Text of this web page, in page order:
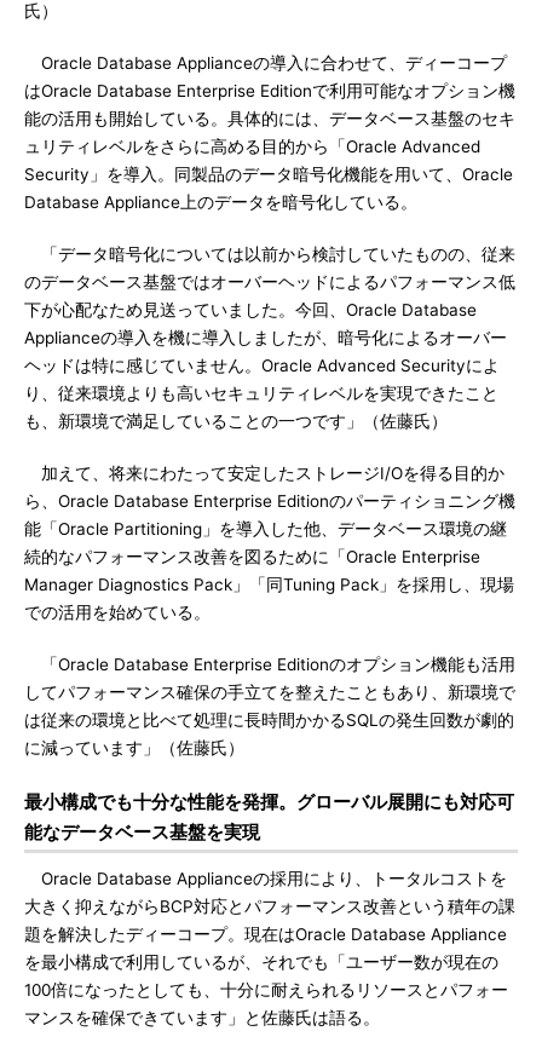
氏）
Oracle Database Applianceの導入に合わせて、ディーコープ
はOracle Database Enterprise Editionで利用可能なオプション機
能の活用も開始している。具体的には、データベース基盤のセキ
ュリティレベルをさらに高める目的から「Oracle Advanced
Security」を導入。同製品のデータ暗号化機能を用いて、Oracle
Database Appliance上のデータを暗号化している。
「データ暗号化については以前から検討していたものの、従来
のデータベース基盤ではオーバーヘッドによるパフォーマンス低
下が心配なため見送っていました。今回、Oracle Database
Applianceの導入を機に導入しましたが、暗号化によるオーバー
ヘッドは特に感じていません。Oracle Advanced Securityによ
り、従来環境よりも高いセキュリティレベルを実現できたこと
も、新環境で満足していることの一つです」（佐藤氏）
加えて、将来にわたって安定したストレージI/Oを得る目的か
ら、Oracle Database Enterprise Editionのパーティショニング機
能「Oracle Partitioning」を導入した他、データベース環境の継
続的なパフォーマンス改善を図るために「Oracle Enterprise
Manager Diagnostics Pack」「同Tuning Pack」を採用し、現場
での活用を始めている。
「Oracle Database Enterprise Editionのオプション機能も活用
してパフォーマンス確保の手立てを整えたこともあり、新環境で
は従来の環境と比べて処理に長時間かかるSQLの発生回数が劇的
に減っています」（佐藤氏）
最小構成でも十分な性能を発揮。グローバル展開にも対応可
能なデータベース基盤を実現
Oracle Database Applianceの採用により、トータルコストを
大きく抑えながらBCP対応とパフォーマンス改善という積年の課
題を解決したディーコープ。現在はOracle Database Appliance
を最小構成で利用しているが、それでも「ユーザー数が現在の
100倍になったとしても、十分に耐えられるリソースとパフォー
マンスを確保できています」と佐藤氏は語る。